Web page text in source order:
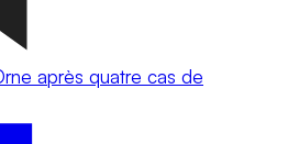
après quatre cas de